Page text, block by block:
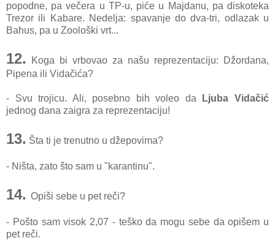
popodne, pa večera u TP-u, piće u Majdanu, pa diskoteka
Trezor ili Kabare. Nedelja: spavanje do dva-tri, odlazak u
Bahus, pa u Zoološki vrt...
12.
Koga bi vrbovao za našu reprezentaciju: Džordana,
Pipena ili Vidačića?
- Svu trojicu. Ali, posebno bih voleo da
Ljuba Vidačić
jednog dana zaigra za reprezentaciju!
13. Šta ti je trenutno u džepovima?
- Ništa, zato što sam u "karantinu".
14. Opiši sebe u pet reči?
- Pošto sam visok 2,07 - teško da mogu sebe da opišem u
pet reči.